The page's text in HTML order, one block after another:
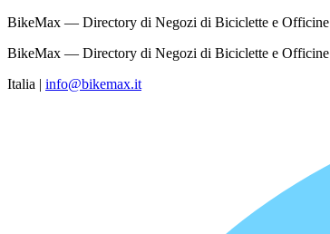
BikeMax — Directory di Negozi di Biciclette e Officine
BikeMax — Directory di Negozi di Biciclette e Officine
Italia | info@bikemax.it